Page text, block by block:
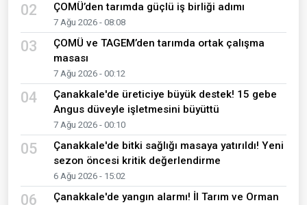
02 ÇOMÜ’den tarımda güçlü iş birliği adımı
7 Ağu 2026 - 08:08
03
ÇOMÜ ve TAGEM’den tarımda ortak çalışma
masası
7 Ağu 2026 - 00:12
04
Çanakkale'de üreticiye büyük destek! 15 gebe
Angus düveyle işletmesini büyüttü
7 Ağu 2026 - 00:10
05
Çanakkale'de bitki sağlığı masaya yatırıldı! Yeni
sezon öncesi kritik değerlendirme
6 Ağu 2026 - 15:02
06
Çanakkale'de yangın alarmı! İl Tarım ve Orman